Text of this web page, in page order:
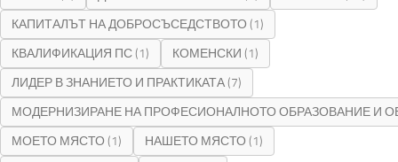
КАПИТАЛЪТ НА ДОБРОСЪСЕДСТВОТО (1)
КВАЛИФИКАЦИЯ ПС(1) КОМЕНСКИ (1)
ЛИДЕР В ЗНАНИЕТО И ПРАКТИКАТА(7)
МОДЕРНИЗИРАНЕ НА ПРОФЕСИОНАЛНОТО ОБРАЗОВАНИЕ И
МОЕТО МЯСТО (1) НАШЕТО МЯСТО (1)